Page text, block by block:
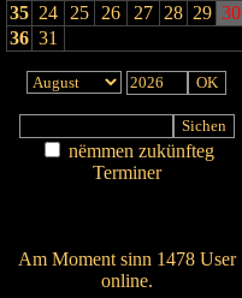
35 24 25 26 27 28 29 30
36 31
nëmmen zukünfteg
Terminer
Am Moment sinn 1478 User
online.